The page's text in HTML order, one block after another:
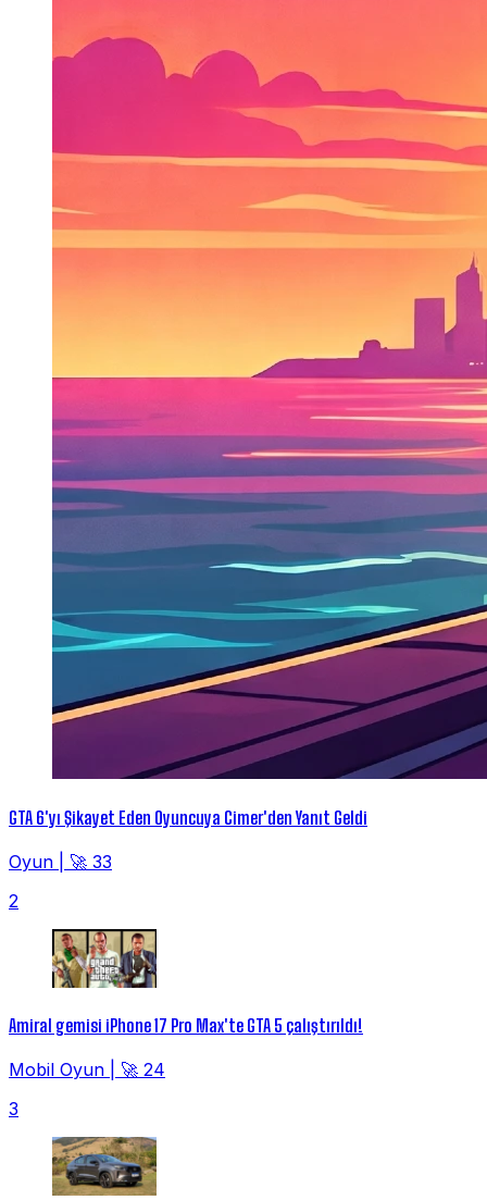
GTA 6'yı Şikayet Eden Oyuncuya Cimer'den Yanıt Geldi
Oyun
🚀 33
2
Amiral gemisi iPhone 17 Pro Max'te GTA 5 çalıştırıldı!
Mobil Oyun
🚀 24
3